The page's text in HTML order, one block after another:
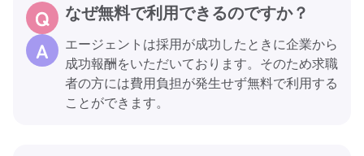
なぜ無料で利用できるのですか？
エージェントは採用が成功したときに企業から
成功報酬をいただいております。そのため求職
者の方には費用負担が発生せず無料で利用する
ことができます。